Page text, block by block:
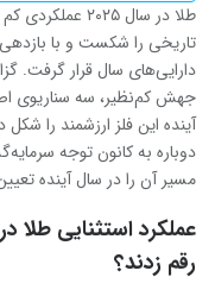
دارایی‌های سال قرار گرفت.
جهش کم‌نظیر، سه سناریوی
آینده این فلز ارزشمند را
دوباره به کانون توجه
مسیر آن را در سال آینده
رقم زدند؟